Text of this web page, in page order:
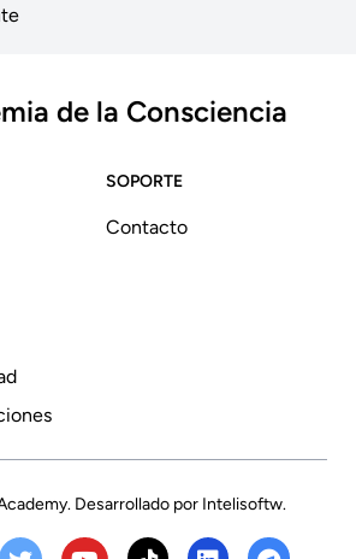
de la Consciencia
SOPORTE
Contacto
. Desarrollado por Intelisoftw.